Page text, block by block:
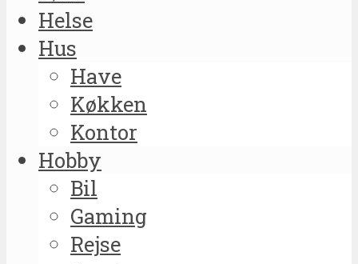
Helse
Hus
Have
Køkken
Kontor
Hobby
Bil
Gaming
Rejse